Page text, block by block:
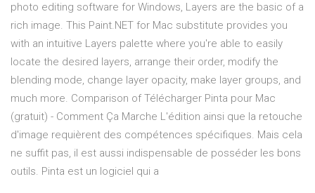
photo editing software for Windows, Layers are the basic of a
rich image. This Paint.NET for Mac substitute provides you
with an intuitive Layers palette where you're able to easily
locate the desired layers, arrange their order, modify the
blending mode, change layer opacity, make layer groups, and
much more. Comparison of Télécharger Pinta pour Mac
(gratuit) - Comment Ça Marche L'édition ainsi que la retouche
d'image requièrent des compétences spécifiques. Mais cela
ne suffit pas, il est aussi indispensable de posséder les bons
outils. Pinta est un logiciel qui a